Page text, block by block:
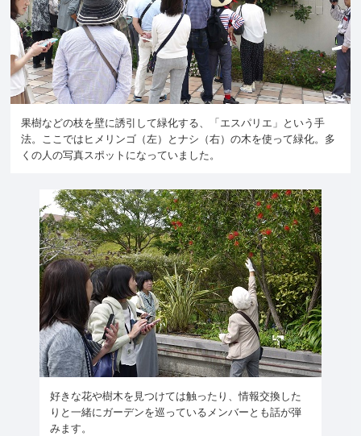
果樹などの枝を壁に誘引して緑化する、「エスパリエ」という手
法。ここではヒメリンゴ（左）とナシ（右）の木を使って緑化。多
くの人の写真スポットになっていました。
好きな花や樹木を見つけては触ったり、情報交換した
りと一緒にガーデンを巡っているメンバーとも話が弾
みます。